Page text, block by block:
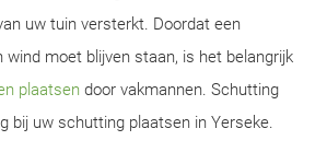
uw tuin versterkt. Doordat een
wind moet blijven staan, is het belangrijk
plaatsen door vakmannen. Schutting
bij uw schutting plaatsen in Yerseke.